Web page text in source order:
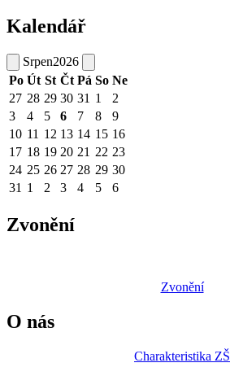
Kalendář
Srpen2026
Po Út St Čt Pá So Ne
27 28 29 30 31 1
2
3
4 5 6 7 8
9
10 11 12 13 14 15 16
17 18 19 20 21 22 23
24 25 26 27 28 29 30
31 1 2 3 4 5 6
Zvonění
Zvonění
O nás
Charakteristika ZŠ